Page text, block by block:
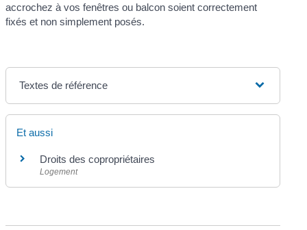
accrochez à vos fenêtres ou balcon soient correctement
fixés et non simplement posés.
Textes de référence
Et aussi
Droits des copropriétaires
Logement